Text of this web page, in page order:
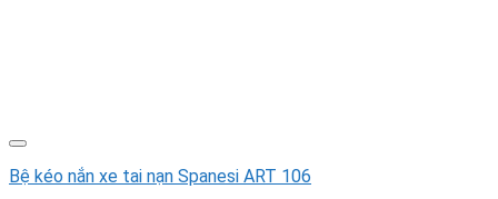
Bệ kéo nắn xe tai nạn Spanesi ART 106